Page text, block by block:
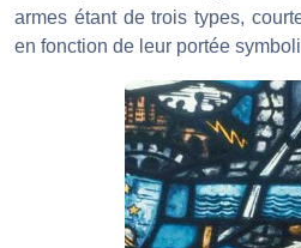
armes étant de trois types,
en fonction de leur portée